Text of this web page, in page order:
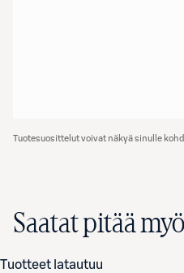
Tuotesuosittelut voivat näkyä sinulle
Saatat pitää
Tuotteet latautuu